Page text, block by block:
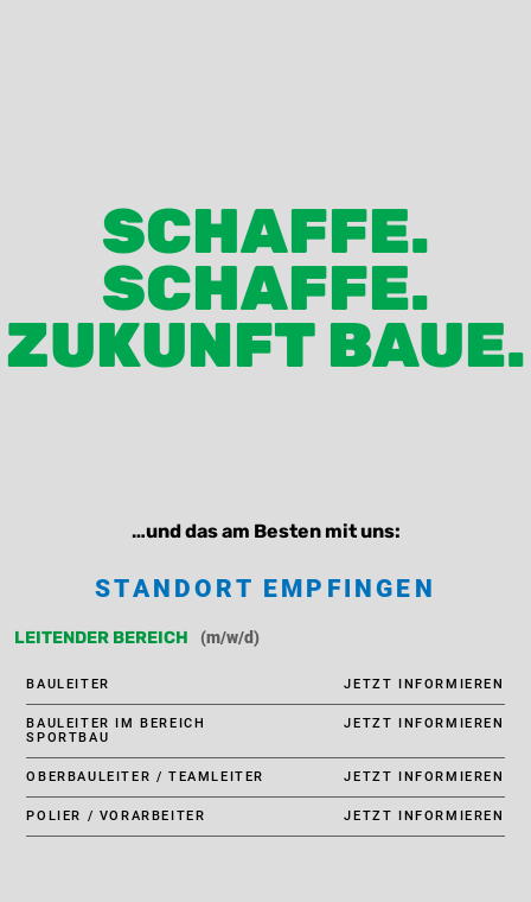
SCHAFFE.
SCHAFFE.
ZUKUNFT BAUE.
…und das am Besten mit uns:
STANDORT EMPFINGEN
LEITENDER BEREICH (m/w/d)
BAULEITER JETZT INFORMIEREN
BAULEITER IM BEREICH
SPORTBAU
JETZT INFORMIEREN
OBERBAULEITER / TEAMLEITER JETZT INFORMIEREN
POLIER / VORARBEITER JETZT INFORMIEREN